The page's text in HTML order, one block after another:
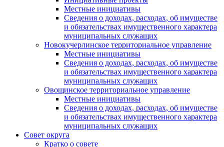
Местные инициативы
Сведения о доходах, расходах, об имуществе
и обязательствах имущественного характера
муниципальных служащих
Новокучерлинское территориальное управление
Местные инициативы
Сведения о доходах, расходах, об имуществе
и обязательствах имущественного характера
муниципальных служащих
Овощинское территориальное управление
Местные инициативы
Сведения о доходах, расходах, об имуществе
и обязательствах имущественного характера
муниципальных служащих
Совет округа
Кратко о совете